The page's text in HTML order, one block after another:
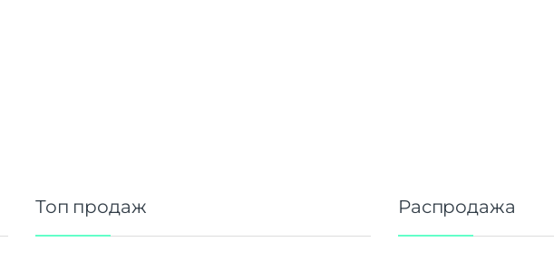
Топ продаж Распродажа